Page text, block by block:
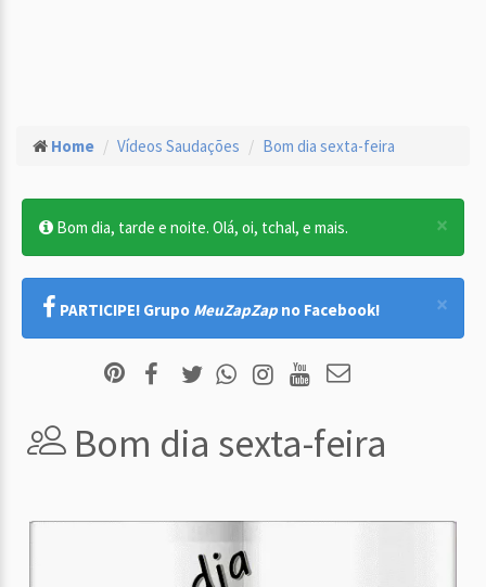
Home Vídeos Saudações Bom dia sexta-feira
×
Bom dia, tarde e noite. Olá, oi, tchal, e mais.
×
PARTICIPE! Grupo MeuZapZap no Facebook!
Bom dia sexta-feira